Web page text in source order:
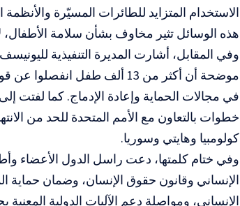
الاستخدام المتزايد للطائرات المسيّرة
هذه الوسائل تثير مخاوف بشأن سلامة الأطفال،
وفي المقابل، أشارت المديرة التنفيذية
في مجالات الحماية وإعادة الإدماج. كما لفتت
خطوات بالتعاون مع الأمم المتحدة للحد من
كولومبيا وهايتي وسوريا.
وفي ختام كلمتها، دعت راسل الدول الأعضاء
الإنساني وقانون حقوق الإنسان، وضمان
الإنساني، ومواصلة دعم الآليات الدولية